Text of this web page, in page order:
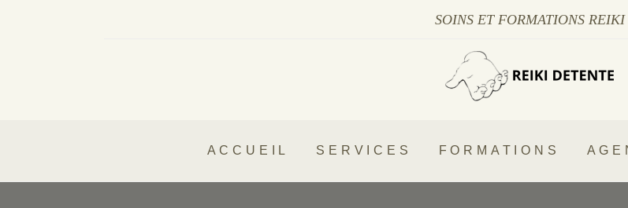
SOINS ET FORMATIONS REIKI
ACCUEIL SERVICES FORMATIONS